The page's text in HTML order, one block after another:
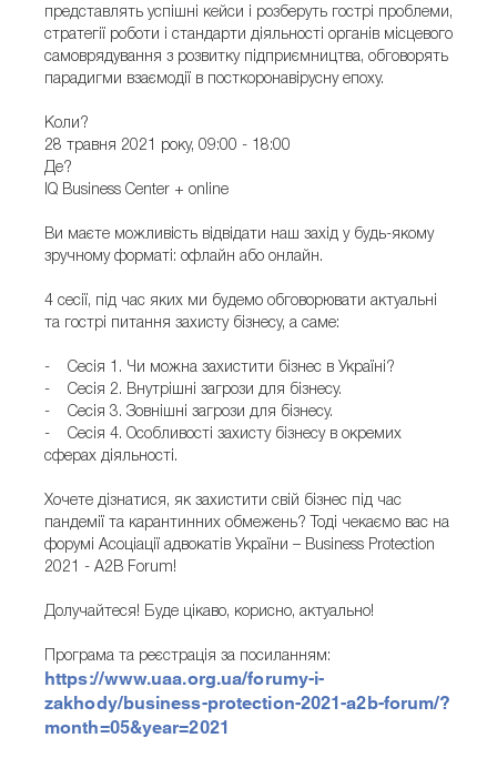
представлять успішні кейси і розберуть гострі проблеми,
стратегії роботи і стандарти діяльності органів місцевого
самоврядування з розвитку підприємництва, обговорять
парадигми взаємодії в посткоронавірусну епоху.
Коли?
28 травня 2021 року, 09:00 - 18:00
Де?
IQ Business Center + online
Ви маєте можливість відвідати наш захід у будь-якому
зручному форматі: офлайн або онлайн.
4 сесії, під час яких ми будемо обговорювати актуальні
та гострі питання захисту бізнесу, а саме:
- Сесія 1. Чи можна захистити бізнес в Україні?
- Сесія 2. Внутрішні загрози для бізнесу.
- Сесія 3. Зовнішні загрози для бізнесу.
- Сесія 4. Особливості захисту бізнесу в окремих
сферах діяльності.
Хочете дізнатися, як захистити свій бізнес під час
пандемії та карантинних обмежень? Тоді чекаємо вас на
форумі Асоціації адвокатів України – Business Protection
2021 - A2B Forum!
Долучайтеся! Буде цікаво, корисно, актуально!
Програма та реєстрація за посиланням:
https://www.uaa.org.ua/forumy-i-
zakhody/business-protection-2021-a2b-forum/?
month=05&year=2021